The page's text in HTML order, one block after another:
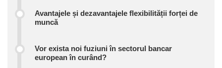
Avantajele și dezavantajele flexibilității forței de
Vor exista noi fuziuni în sectorul bancar
european în curând?